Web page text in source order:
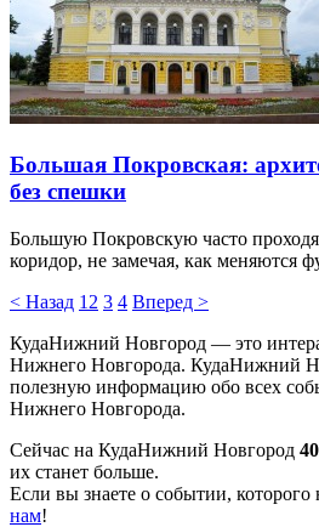
Большая Покровская:
без спешки
Большую Покровскую часто
коридор, не замечая, как меняются
< Назад 1 2 3 4 Вперед >
КудаНижний Новгород — это
Нижнего Новгорода. КудаНижний
полезную информацию обо всех
Нижнего Новгорода.
Сейчас на КудаНижний Новгород
их станет больше.
Если вы знаете о событии, которого
нам!